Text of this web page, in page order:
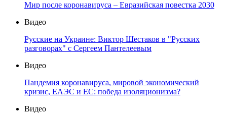
Мир после коронавируса – Евразийская повестка 2030
Видео
Русские на Украине: Виктор Шестаков в "Русских
разговорах" с Сергеем Пантелеевым
Видео
Пандемия коронавируса, мировой экономический
кризис, ЕАЭС и ЕС: победа изоляционизма?
Видео